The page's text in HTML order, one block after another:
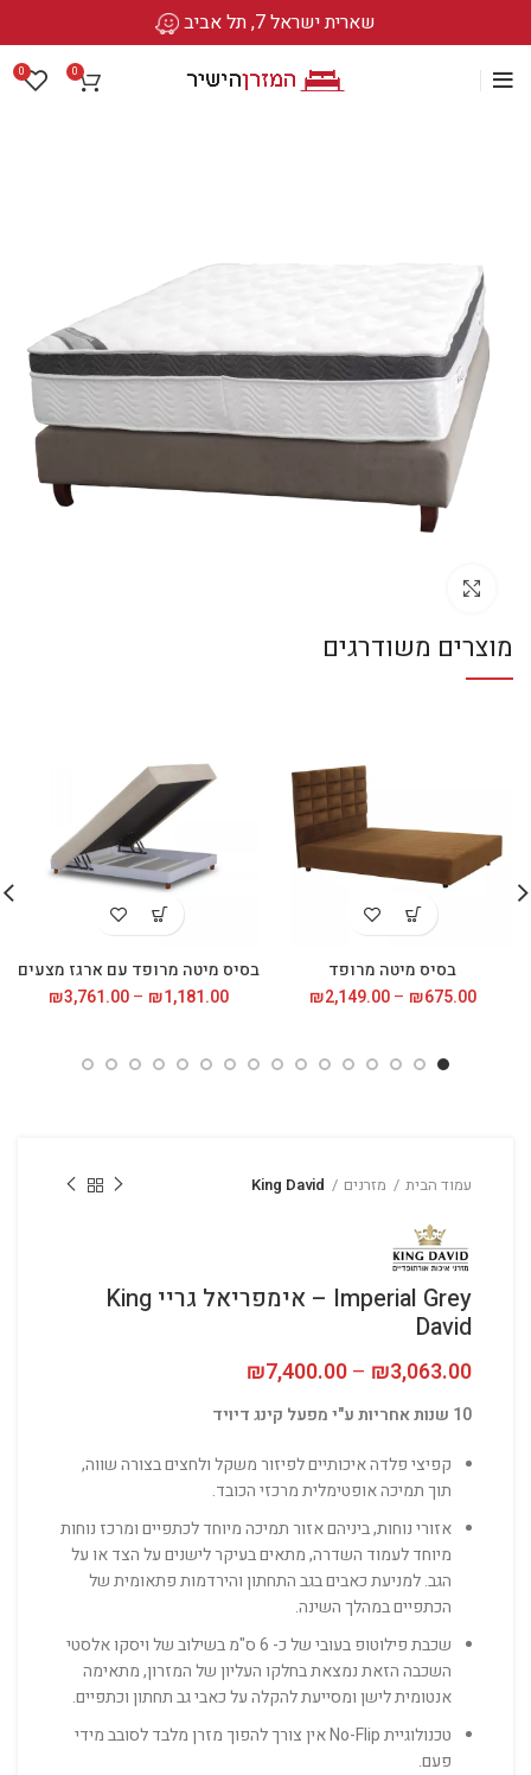
שארית ישראל 7, תל אביב
0
0
מוצרים משודרגים
בסיס מיטה מרופד
₪675.00
–
₪2,149.00
עד
בסיס מיטה מרופד עם ארגז מצעים
₪1,181.00
–
₪3,761.00
עמוד הבית מזרנים King David
Imperial Grey – אימפריאל גריי King
David
₪3,063.00
–
₪7,400.00
10 שנות אחריות ע"י מפעל קינג דיויד
קפיצי פלדה איכותיים לפיזור משקל ולחצים בצורה שווה,
תוך תמיכה אופטימלית מרכזי הכובד.
אזורי נוחות, ביניהם אזור תמיכה מיוחד לכתפיים ומרכז נוחות
מיוחד לעמוד השדרה, מתאים בעיקר לישנים על הצד או על
הגב. למניעת כאבים בגב התחתון והירדמות פתאומית של
הכתפיים במהלך השינה.
שכבת פילוטופ בעובי של כ- 6 ס"מ בשילוב של ויסקו אלסטי
השכבה הזאת נמצאת בחלקו העליון של המזרון, מתאימה
אנטומית לישן ומסייעת להקלה על כאבי גב תחתון וכתפיים.
טכנולוגיית No-Flip אין צורך להפוך מזרן מלבד לסובב מידי
פעם.